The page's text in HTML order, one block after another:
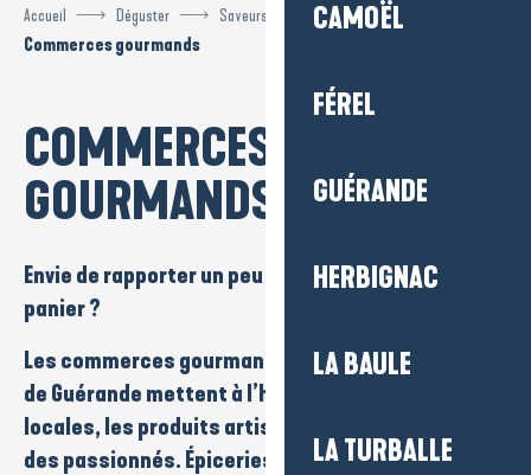
CAMOËL
FÉREL
GUÉRANDE
HERBIGNAC
LA BAULE
LA TURBALLE
Accueil Déguster
Saveurs locales
Commerces gourmands
COMMERCES
GOURMANDS
Envie de rapporter un peu du territoire dans votre
panier ?
Les commerces gourmands de La Baule-Presqu’île
de Guérande mettent à l’honneur les
locales, les produits artisanaux
des passionnés. Épiceries fines,chocolatiers